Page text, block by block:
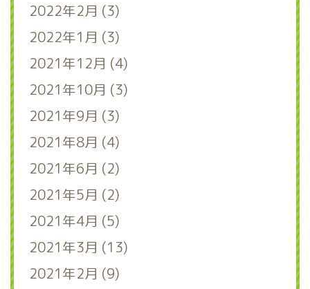
2022年2月 (3)
2022年1月 (3)
2021年12月 (4)
2021年10月 (3)
2021年9月 (3)
2021年8月 (4)
2021年6月 (2)
2021年5月 (2)
2021年4月 (5)
2021年3月 (13)
2021年2月 (9)